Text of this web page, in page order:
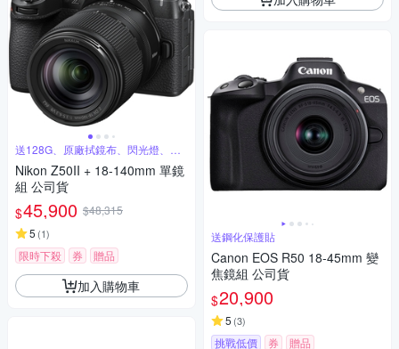
送128G、原廠拭鏡布、閃光燈、閃
傳卡盒
Nikon Z50II + 18-140mm 單鏡
組 公司貨
$45,900 $48,315
5 (1)
限時下殺 券 贈品
加入購物車
送鋼化保護貼
Canon EOS R50 18-45mm 變
焦鏡組 公司貨
$20,900
5 (3)
挑戰低價 券 贈品